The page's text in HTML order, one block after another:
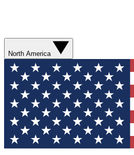
North America